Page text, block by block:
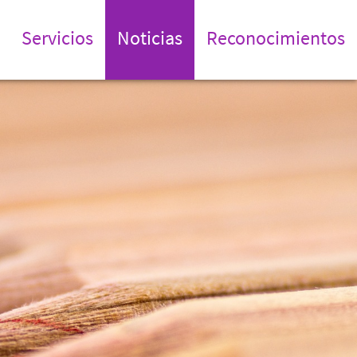
Servicios Noticias Reconocimientos